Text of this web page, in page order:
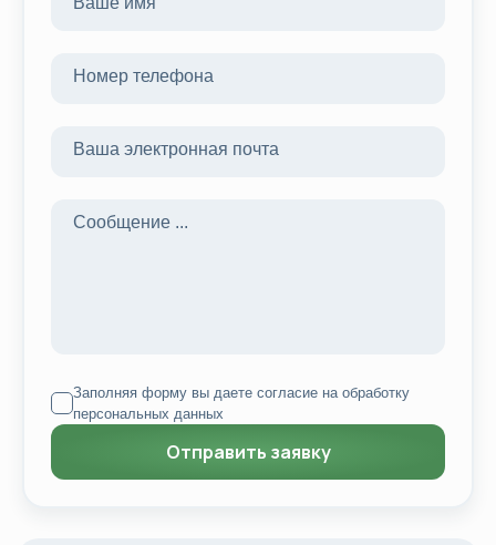
Заполняя форму вы даете согласие на обработку
персональных данных